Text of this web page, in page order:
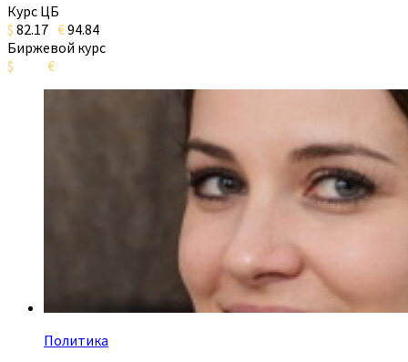
Курс ЦБ
$ 82.17 €94.84
Биржевой курс
$
€
Политика